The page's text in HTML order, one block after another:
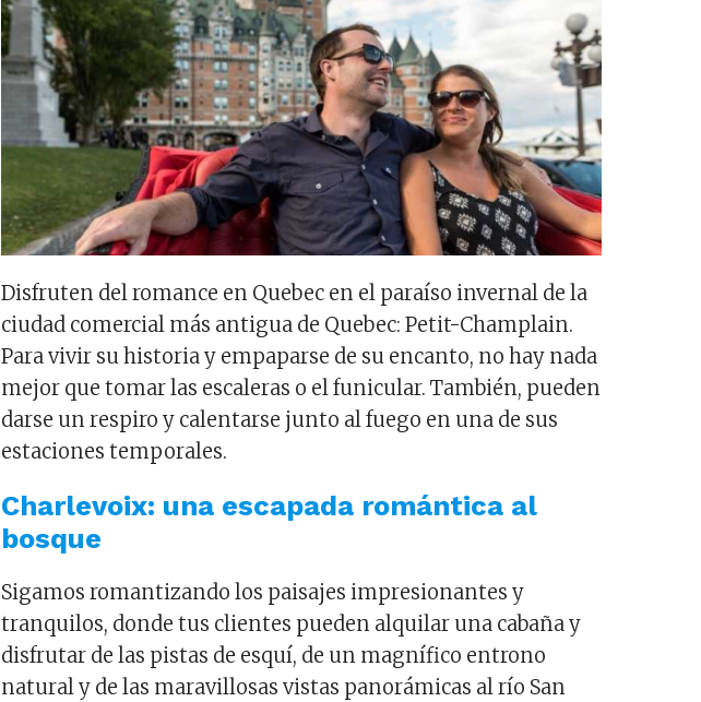
Disfruten del romance en Quebec en el paraíso invernal de la
ciudad comercial más antigua de Quebec: Petit-Champlain.
Para vivir su historia y empaparse de su encanto, no hay nada
mejor que tomar las escaleras o el funicular. También, pueden
darse un respiro y calentarse junto al fuego en una de sus
estaciones temporales.
Charlevoix: una escapada romántica al
bosque
Sigamos romantizando los paisajes impresionantes y
tranquilos, donde tus clientes pueden alquilar una cabaña y
disfrutar de las pistas de esquí, de un magnífico entrono
natural y de las maravillosas vistas panorámicas al río San